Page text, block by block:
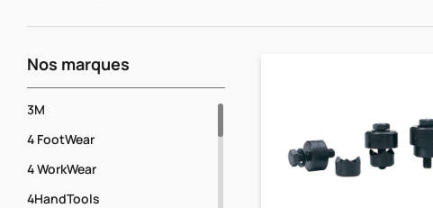
Nos marques
3M
4 FootWear
4 WorkWear
4HandTools